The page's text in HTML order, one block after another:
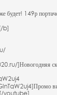
будет! 149р
b]
]Новогодняя